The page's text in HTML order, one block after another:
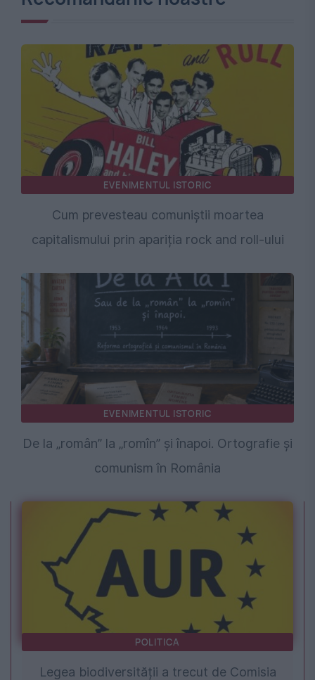
EVENIMENTUL ISTORIC
Cum prevesteau comuniștii moartea
capitalismului prin apariția rock and roll-ului
EVENIMENTUL ISTORIC
De la „român” la „romîn” și înapoi. Ortografie și
comunism în România
POLITICA
Legea biodiversității a trecut de Comisia